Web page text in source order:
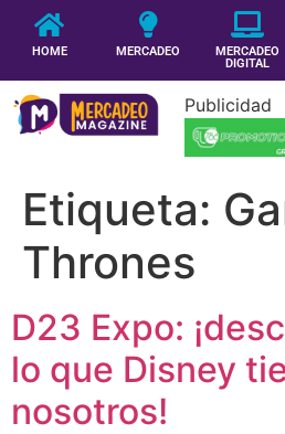
HOME MERCADEO
MERCADEO
DIGITAL
Publicidad
Etiqueta:
Thrones
D23 Expo:
lo que Disney
nosotros!